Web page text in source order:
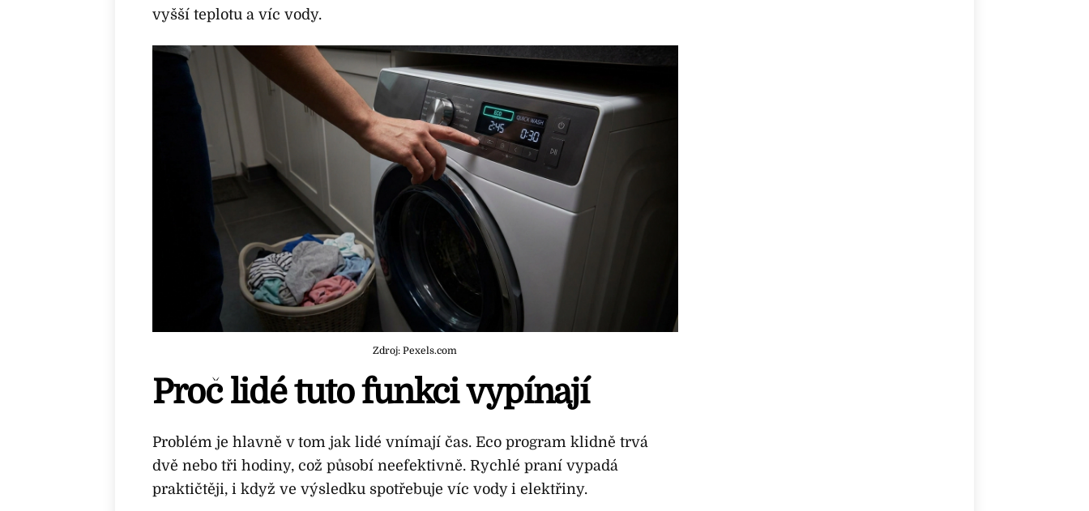
vyšší teplotu a víc vody.
Zdroj: Pexels.com
Proč lidé tuto funkci vypínají
Problém je hlavně v tom jak lidé vnímají čas. Eco program klidně trvá
dvě nebo tři hodiny, což působí neefektivně. Rychlé praní vypadá
praktičtěji, i když ve výsledku spotřebuje víc vody i elektřiny.